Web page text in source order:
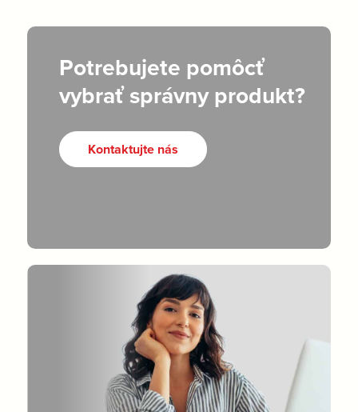
Potrebujete pomôcť
vybrať správny produkt?
Kontaktujte nás